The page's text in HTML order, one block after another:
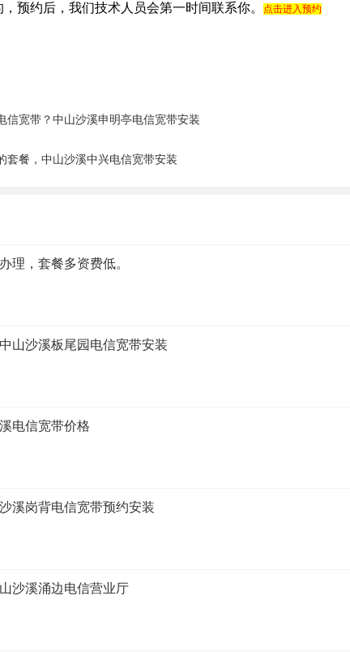
预约后，我们技术人员会第一时间联系你。 点击进入预约
信宽带？中山沙溪申明亭电信宽带安装
套餐，中山沙溪中兴电信宽带安装
理，套餐多资费低。
山沙溪板尾园电信宽带安装
电信宽带价格
溪岗背电信宽带预约安装
沙溪涌边电信营业厅